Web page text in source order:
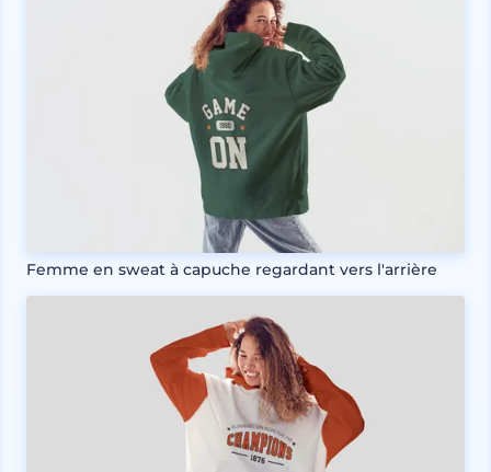
Femme en sweat à capuche regardant vers l'arrière